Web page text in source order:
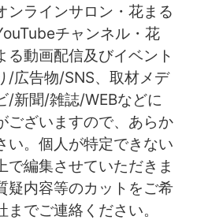
ンラインサロン・花まる
チャンネル・花
る動画配信及びイベント
/広告物/SNS、取材メデ
/新聞/雑誌/WEBなどに
ございますので、あらか
い。個人が特定できない
で編集させていただきま
疑内容等のカットをご希
でご連絡ください。